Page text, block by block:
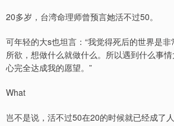
20多岁，台湾命理师曾预言她活不过50。
可年轻的大s也坦言：“我觉得死后的世界是
所欲，想做什么就做什么。所以遇到什么事
心完全达成我的愿望。”
What
岂不是说，活不过50在20的时候就已经成了